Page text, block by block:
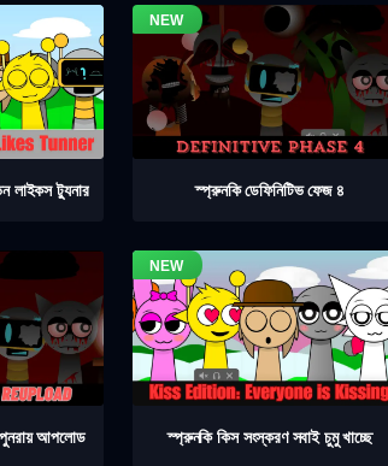
লাইকস ট্যুনার স্প্রুনকি ডেফিনিটিভ ফেজ ৪
পুনরায় আপলোড স্প্রুনকি কিস সংস্করণ সবাই চুমু খাচ্ছে